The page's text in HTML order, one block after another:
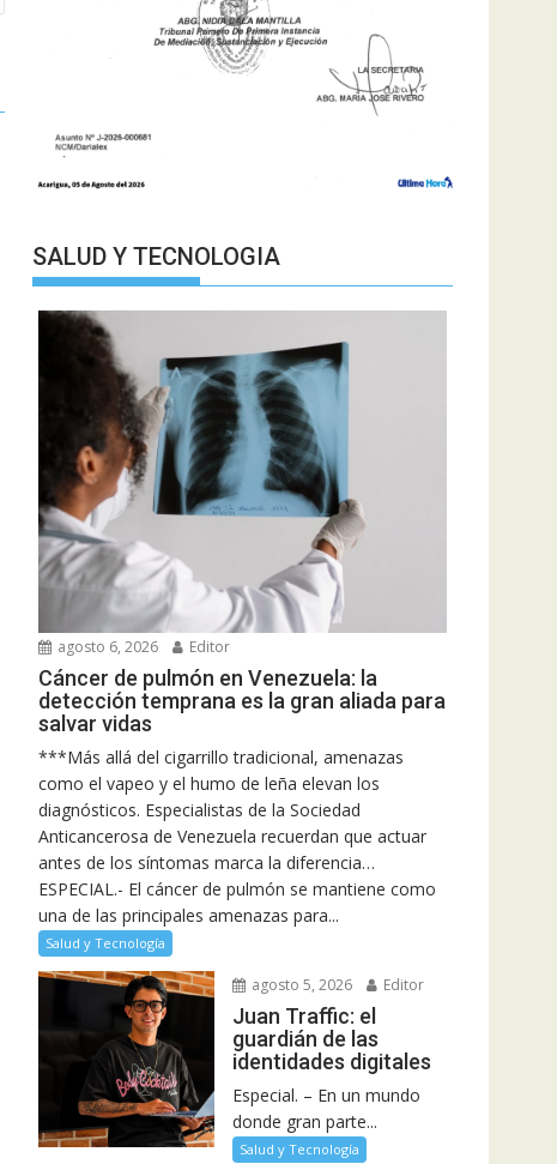
SALUD Y TECNOLOGIA
agosto 6, 2026 Editor
Cáncer de pulmón en Venezuela: la
detección temprana es la gran aliada para
salvar vidas
***Más allá del cigarrillo tradicional, amenazas
como el vapeo y el humo de leña elevan los
diagnósticos. Especialistas de la Sociedad
Anticancerosa de Venezuela recuerdan que actuar
antes de los síntomas marca la diferencia…
ESPECIAL.- El cáncer de pulmón se mantiene como
una de las principales amenazas para...
Salud y Tecnología
agosto 5, 2026 Editor
Juan Traffic: el
guardián de las
identidades digitales
Especial. – En un mundo
donde gran parte...
Salud y Tecnología